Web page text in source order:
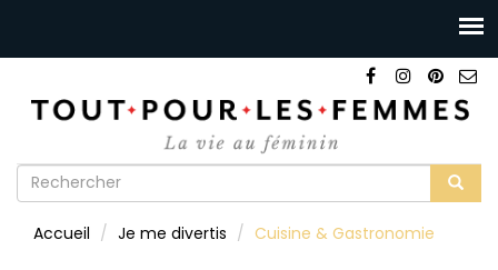
Formulaire
recherche
Accueil Je me divertis Cuisine & Gastronomie